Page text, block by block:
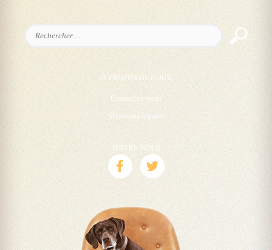
Rechercher :
À PROPOS DE NOUS
Contactez-nous
Mentions legales
SUIVRE-NOUS